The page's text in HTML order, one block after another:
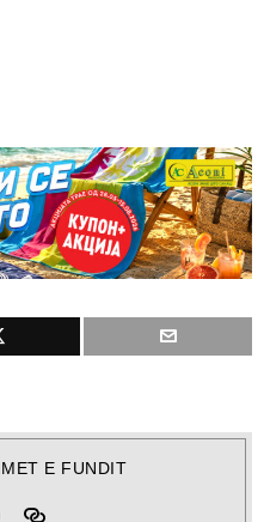
E FUNDIT